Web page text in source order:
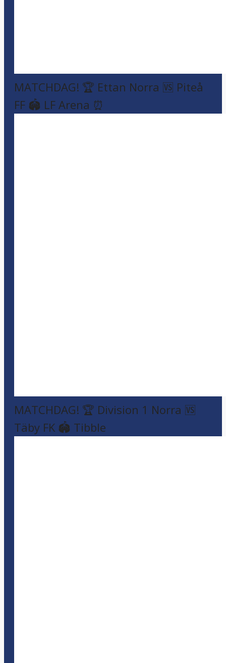
MATCHDAG! 🏆 Ettan Norra 🆚 Piteå
FF 🏟️ LF Arena ⏰
MATCHDAG! 🏆 Division 1 Norra 🆚
Täby FK 🏟️ Tibble